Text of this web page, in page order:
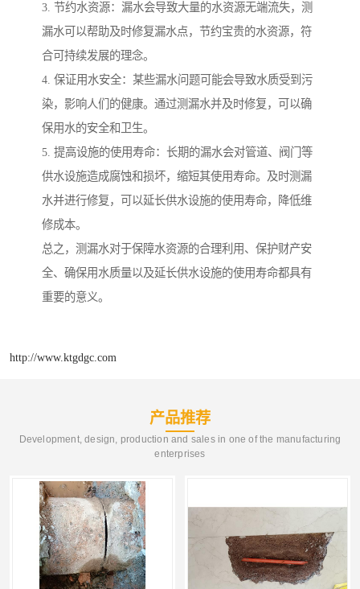
3. 节约水资源：漏水会导致大量的水资源无端流失，测
漏水可以帮助及时修复漏水点，节约宝贵的水资源，符
合可持续发展的理念。
4. 保证用水安全：某些漏水问题可能会导致水质受到污
染，影响人们的健康。通过测漏水并及时修复，可以确
保用水的安全和卫生。
5. 提高设施的使用寿命：长期的漏水会对管道、阀门等
供水设施造成腐蚀和损坏，缩短其使用寿命。及时测漏
水并进行修复，可以延长供水设施的使用寿命，降低维
修成本。
总之，测漏水对于保障水资源的合理利用、保护财产安
全、确保用水质量以及延长供水设施的使用寿命都具有
重要的意义。
http://www.ktgdgc.com
产品推荐
Development, design, production and sales in one of the manufacturing
enterprises